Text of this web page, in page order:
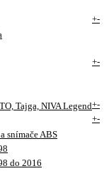
+-
+-
Tajga, NIVA Legend+-
+-
snímače ABS
do 2016